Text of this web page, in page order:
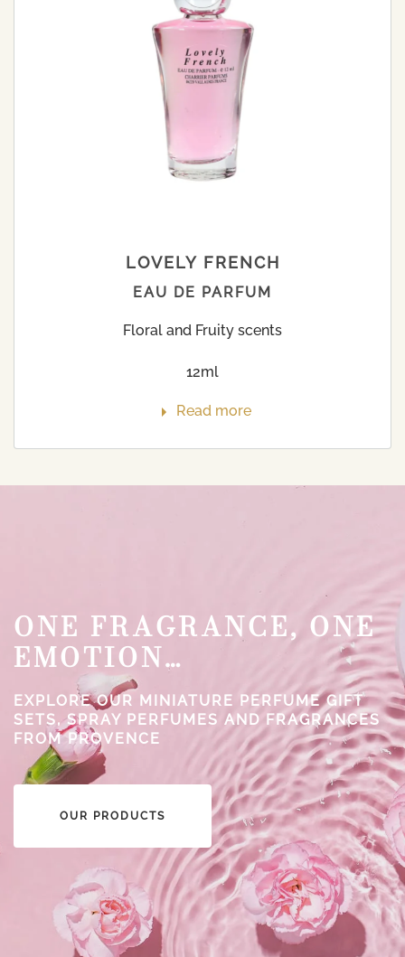
LOVELY FRENCH
EAU DE PARFUM
Floral and Fruity scents
12ml
Read more
ONE FRAGRANCE, ONE
EMOTION…
EXPLORE OUR MINIATURE PERFUME GIFT
SETS, SPRAY PERFUMES AND FRAGRANCES
FROM PROVENCE
OUR PRODUCTS